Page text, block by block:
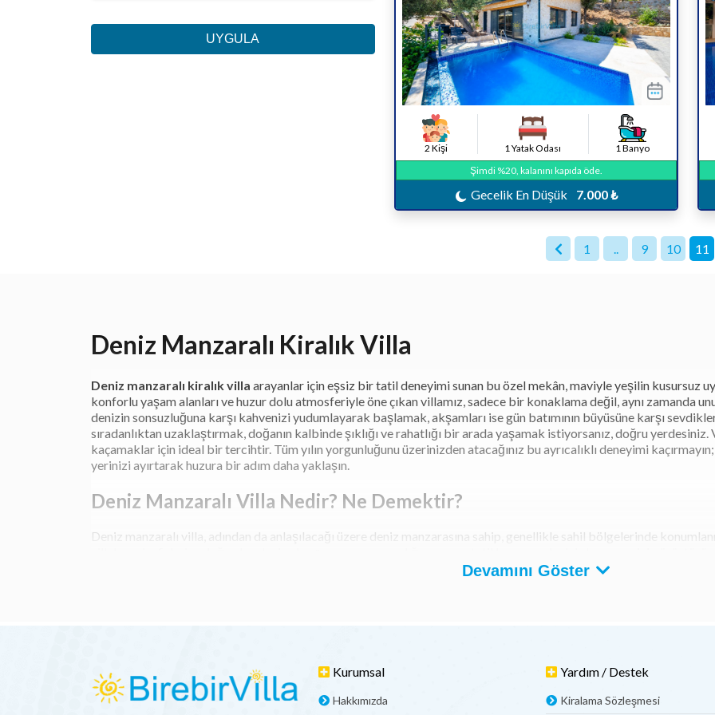
UYGULA
2 Kişi 1 Yatak Odası
1 Banyo
Şimdi %20, kalanını kapıda öde.
Gecelik En Düşük 7.000 ₺
1 .. 9 10 11
Deniz Manzaralı Kiralık Villa
Deniz manzaralı kiralık villa arayanlar için eşsiz bir tatil deneyimi sunan bu özel mekân, maviyle yeşilin kusursuz
konforlu yaşam alanları ve huzur dolu atmosferiyle öne çıkan villamız, sadece bir konaklama değil, aynı zamanda
denizin sonsuzluğuna karşı kahvenizi yudumlayarak başlamak, akşamları ise gün batımının büyüsüne karşı
sıradanlıktan uzaklaştırmak, doğanın kalbinde şıklığı ve rahatlığı bir arada yaşamak istiyorsanız, doğru
kaçamaklar için ideal bir tercihtir. Tüm yılın yorgunluğunu üzerinizden atacağınız bu ayrıcalıklı deneyimi
yerinizi ayırtarak huzura bir adım daha yaklaşın.
Deniz Manzaralı Villa Nedir? Ne Demektir?
Deniz manzaralı villa, adından da anlaşılacağı üzere deniz manzarasına sahip, genellikle sahil bölgelerinde
panoramik camlar ve denize bakan havuzlar gibi detaylarla donatılan deniz manzaralı villalar, özellikle
Deniz manzaralı kiralık villalar, konfor, estetik ve doğayla iç içe bir yaşam arayanlar için benzersiz bir seçenek
misafirler için özel olarak tasarlanan bu villalar, sadece bir konaklama alanı değil; aynı zamanda huzurun, lüksün
Devamını Göster
Kurumsal
Hakkımızda
Yardım / Destek
Kiralama Sözleşmesi